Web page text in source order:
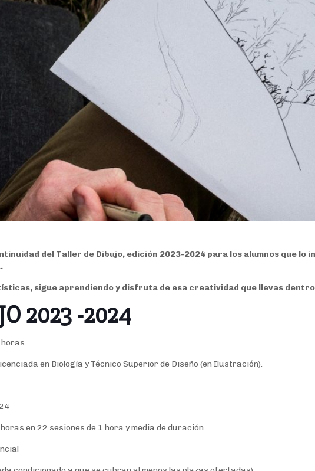
del Taller de Dibujo, edición 2023-2024 para los alumnos que
sigue aprendiendo y disfruta de esa creatividad que llevas
2023 -2024
en Biología y Técnico Superior de Diseño (en Ilustración).
2023
de 2024
en 22 sesiones de 1 hora y media de duración.